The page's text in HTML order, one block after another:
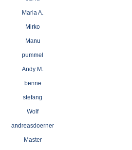
Maria A.
Mirko
Manu
pummel
Andy M.
benne
stefang
Wolf
andreasdoerner
Master